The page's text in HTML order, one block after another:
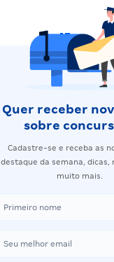
Quer receber
sobre
Cadastre-se e receba as
destaque da semana, dicas,
muito mais.